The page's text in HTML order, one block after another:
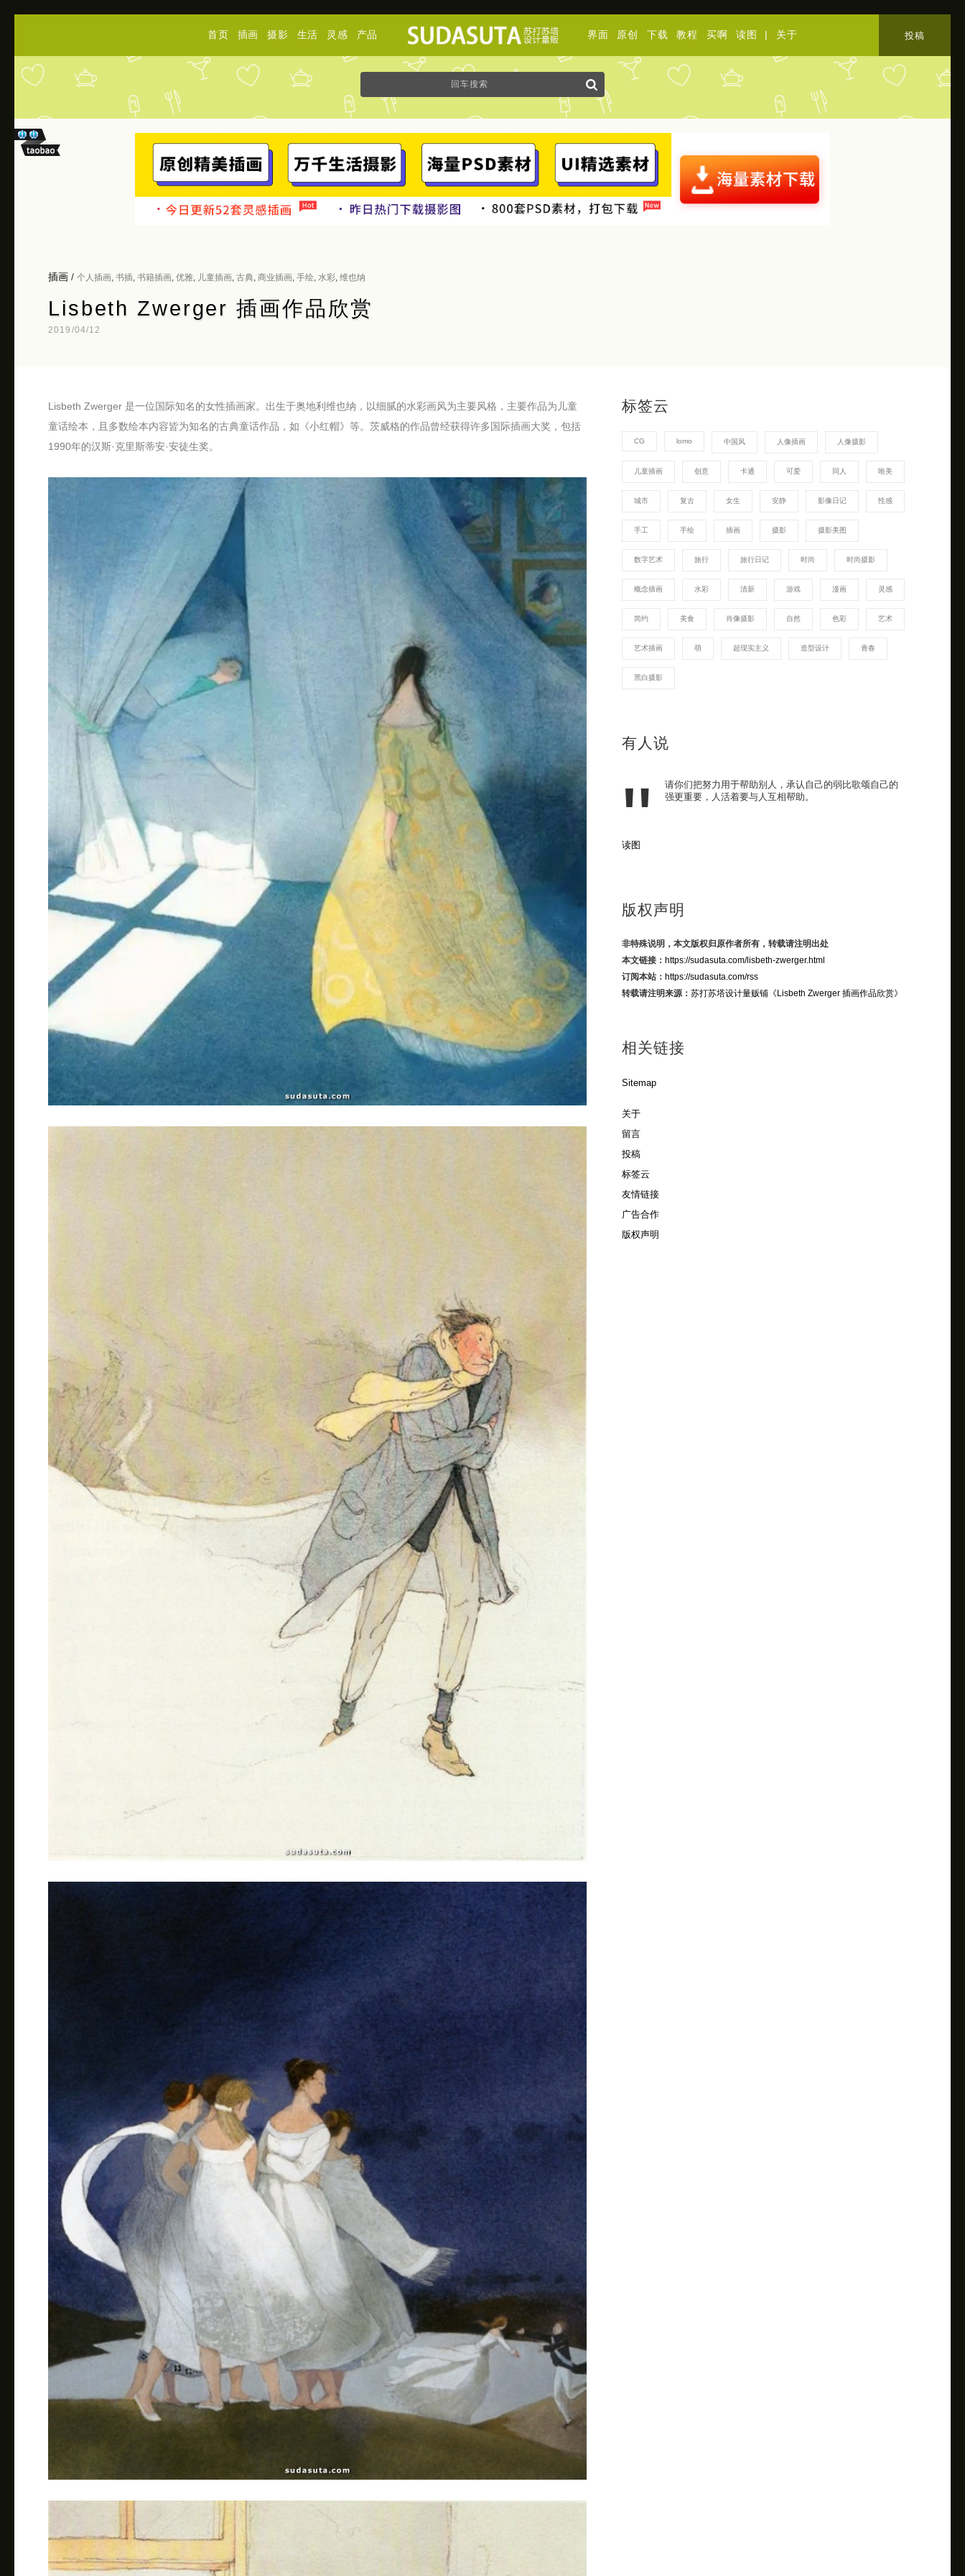
首页 插画 摄影 生活 灵感 产品 界面 原创 下载 教程 买啊 读图 | 关于 投稿
插画 / 个人插画 书插 书籍插画 优雅 儿童插画 古典 商业插画 手绘 水彩 维也纳
Lisbeth Zwerger 插画作品欣赏
2019/04/12
Lisbeth Zwerger 是一位国际知名的女性插画家。出生于奥地利维也纳，以细腻的水彩画风为主要风格，主要作品为儿童
童话绘本，且多数绘本内容皆为知名的古典童话作品，如《小红帽》等。茨威格的作品曾经获得许多国际插画大奖，包括
1990年的汉斯·克里斯蒂安·安徒生奖。
标签云
CG lomo 中国风 人像插画 人像摄影
儿童插画 创意 卡通 可爱 同人 唯美
城市 复古 女生 安静 影像日记 性感
手工 手绘 插画 摄影 摄影美图
数字艺术 旅行 旅行日记 时尚 时尚摄影
概念插画 水彩 清新 游戏 漫画 灵感
简约 美食 肖像摄影 自然 色彩 艺术
艺术插画 萌 超现实主义 造型设计 青春
黑白摄影
有人说
请你们把努力用于帮助别人，承认自己的弱比歌颂自己的
强更重要，人活着要与人互相帮助。
读图
版权声明
非特殊说明，本文版权归原作者所有，转载请注明出处
本文链接： https://sudasuta.com/lisbeth-zwerger.html
订阅本站： https://sudasuta.com/rss
转载请注明来源： 苏打苏塔设计量贩铺《Lisbeth Zwerger 插画作品欣赏》
相关链接
Sitemap
关于
留言
投稿
标签云
友情链接
广告合作
版权声明